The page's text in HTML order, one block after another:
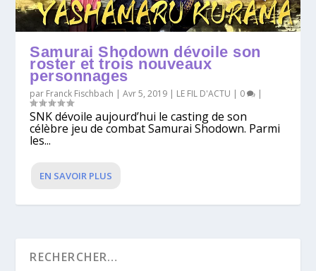
Samurai Shodown dévoile son
roster et trois nouveaux
personnages
par Franck Fischbach |Avr 5, 2019 | LE FIL D'ACTU | 0 |
SNK dévoile aujourd’hui le casting de son
célèbre jeu de combat Samurai Shodown. Parmi
les...
EN SAVOIR PLUS